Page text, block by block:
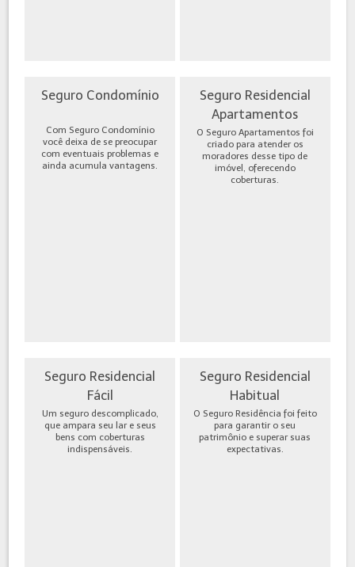
Seguro Condomínio
Com Seguro Condomínio
você deixa de se preocupar
com eventuais problemas e
ainda acumula vantagens.
Seguro Residencial
Apartamentos
O Seguro Apartamentos foi
criado para atender os
moradores desse tipo de
imóvel, oferecendo
coberturas.
Seguro Residencial
Fácil
Um seguro descomplicado,
que ampara seu lar e seus
bens com coberturas
indispensáveis.
Seguro Residencial
Habitual
O Seguro Residência foi feito
para garantir o seu
patrimônio e superar suas
expectativas.